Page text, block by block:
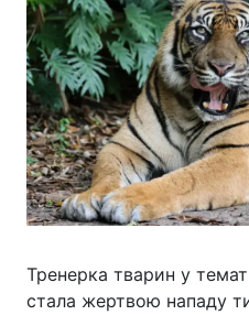
Тренерка тварин у
стала жертвою нападу